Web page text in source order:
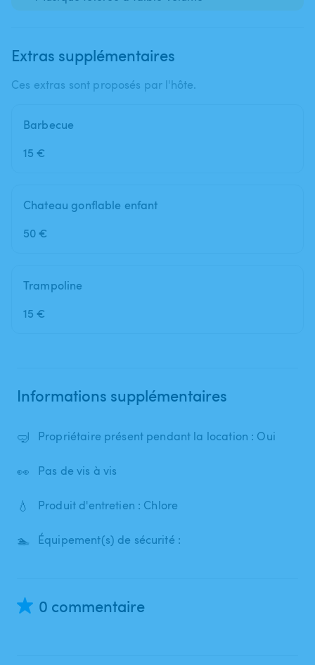
Extras supplémentaires
Ces extras sont proposés par l'hôte.
Barbecue
15 €
Chateau gonflable enfant
50 €
Trampoline
15 €
Informations supplémentaires
🤿 Propriétaire présent pendant la location : Oui
👀 Pas de vis à vis
💧 Produit d'entretien : Chlore
🏊 Équipement(s) de sécurité :
0 commentaire